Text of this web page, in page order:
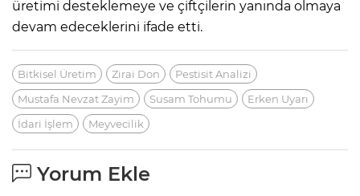
üretimi desteklemeye ve çiftçilerin yanında olmaya
devam edeceklerini ifade etti.
Bitkisel Üretim Zirai Don
Pestisit Analizi
Mustafa Nevzat Zayim
Susam Tohumu
Erken Uyarı
İdari İşlem
Meyvecilik
Yorum Ekle